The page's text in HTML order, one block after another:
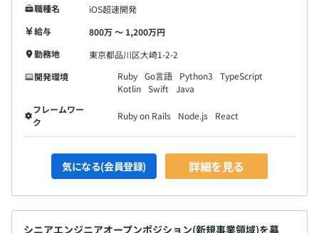
職種名
iOS超速開発
給与
800万 〜 1,200万円
勤務地
東京都品川区大崎1-2-2
開発環境
Ruby Go言語 Python3
TypeScript
Kotlin Swift
Java
フレームワー
ク
Ruby on Rails Node.js React
気になる(会員登録) 詳細を見る
シニアエンジニアオープンポジション(新規事業領域)を募